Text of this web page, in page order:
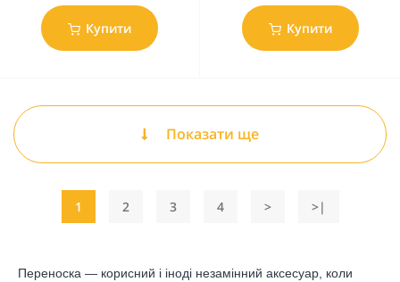
Купити Купити
Показати ще
1 2 3 4 > >|
Переноска — корисний і іноді незамінний аксесуар, коли